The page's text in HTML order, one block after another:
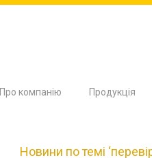
Про компанію Продукція
Новини по темі